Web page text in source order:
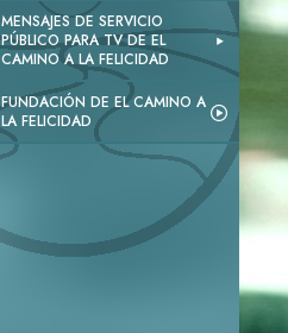
MENSAJES DE SERVICIO
PÚBLICO PARA TV DE EL
CAMINO A LA FELICIDAD
FUNDACIÓN DE EL CAMINO A
LA FELICIDAD